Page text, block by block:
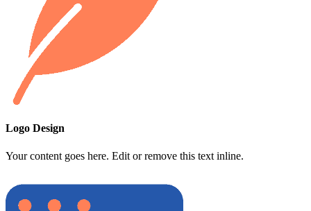
Logo Design
Your content goes here. Edit or remove this text inline.